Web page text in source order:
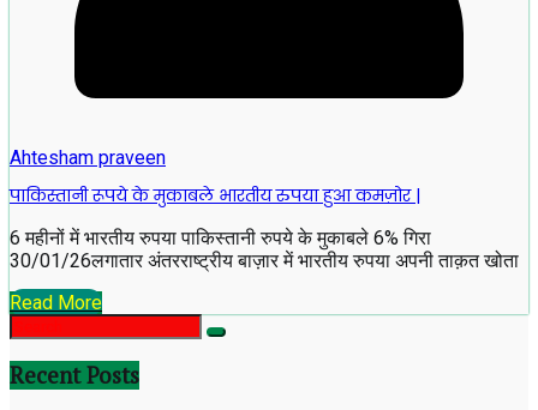
Ahtesham praveen
पाकिस्तानी रूपये के मुकाबले भारतीय रुपया हुआ कमज़ोर |
6 महीनों में भारतीय रुपया पाकिस्तानी रुपये के मुकाबले 6% गिरा
30/01/26लगातार अंतरराष्ट्रीय बाज़ार में भारतीय रुपया अपनी ताक़त खोता
Read More
Recent Posts